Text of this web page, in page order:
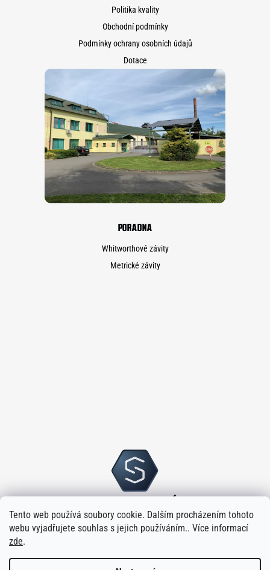
Tento web používá soubory cookie. Dalším procházením tohoto
webu vyjadřujete souhlas s jejich používáním.. Více informací
zde.
Politika kvality
Obchodní podmínky
Podmínky ochrany osobních údajů
Dotace
PORADNA
Whitworthové závity
Metrické závity